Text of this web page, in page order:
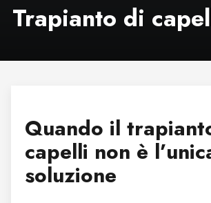
Trapianto di
Quando il
capelli non è
soluzione